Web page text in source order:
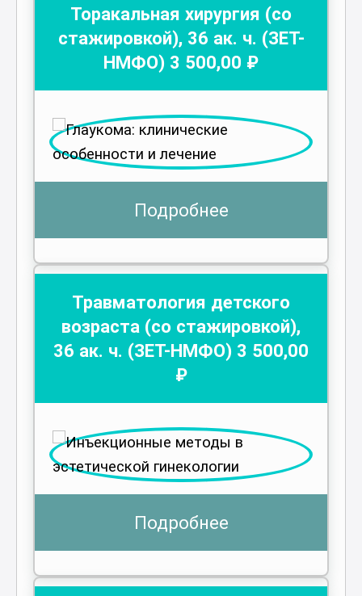
Торакальная хирургия (со
стажировкой), 36 ак. ч. (ЗЕТ-
НМФО) 3 500,00 ₽
Подробнее
Травматология детского
возраста (со стажировкой),
36 ак. ч. (ЗЕТ-НМФО) 3 500,00
₽
Подробнее